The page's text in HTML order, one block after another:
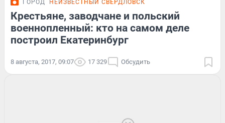
ГОРОД НЕИЗВЕСТНЫЙ СВЕРДЛОВСК
Крестьяне, заводчане и польский
военнопленный: кто на самом деле
построил Екатеринбург
8 августа, 2017, 09:07 17 329 Обсудить